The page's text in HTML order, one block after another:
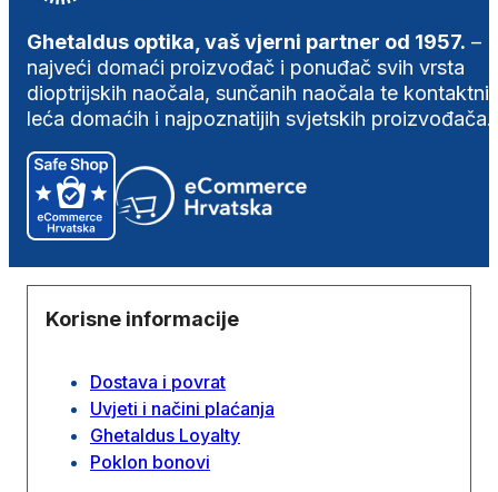
Ghetaldus optika, vaš vjerni partner od 1957. –
najveći domaći proizvođač i ponuđač svih vrsta
dioptrijskih naočala, sunčanih naočala te
leća domaćih i najpoznatijih svjetskih proizvođača.
Korisne informacije
Dostava i povrat
Uvjeti i načini plaćanja
Ghetaldus Loyalty
Poklon bonovi